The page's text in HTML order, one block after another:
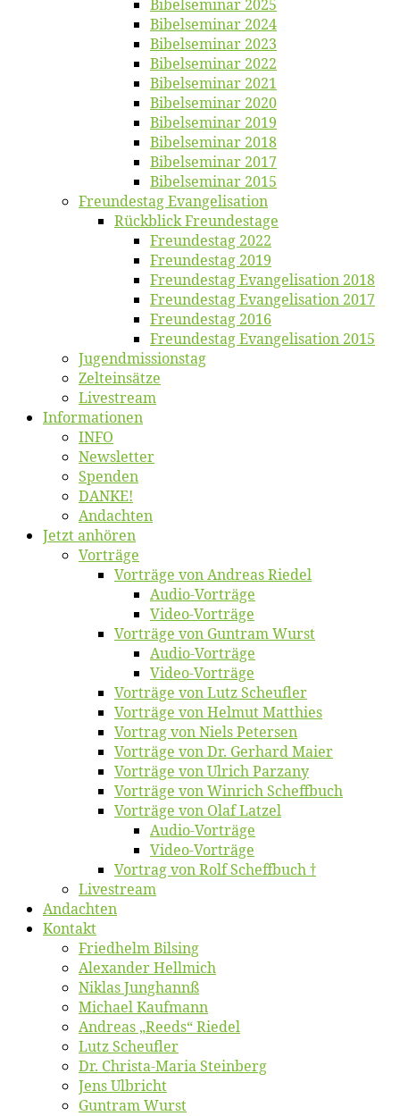
Bi­bel­se­mi­nar 2025
Bi­bel­se­mi­nar 2024
Bi­bel­se­mi­nar 2023
Bi­bel­se­mi­nar 2022
Bi­bel­se­mi­nar 2021
Bi­bel­se­mi­nar 2020
Bi­bel­se­mi­nar 2019
Bi­bel­se­mi­nar 2018
Bibelsemi­nar 2017
Bibelsemi­nar 2015
Freun­des­tag Evangelisation
Rück­blick Freundestage
Freun­des­tag 2022
Freun­des­tag 2019
Freun­des­tag Evan­ge­li­sa­ti­on 2018
Freun­des­tag Evan­ge­li­sa­ti­on 2017
Freun­des­tag 2016
Freun­des­tag Evan­ge­li­sa­ti­on 2015
Jugend­mis­sions­tag
Zelt­ein­sät­ze
Live­stream
Informatio­nen
INFO
News­let­ter
Spen­den
DANKE!
An­dach­ten
Jetzt an­hö­ren
Vor­trä­ge
Vor­trä­ge von An­dre­as Riedel
Au­dio-Vor­trä­ge
Vi­deo-Vor­trä­ge
Vor­trä­ge von Gun­tram Wurst
Au­dio-Vor­trä­ge
Vi­deo-Vor­trä­ge
Vor­trä­ge von Lutz Scheufler
Vor­trä­ge von Hel­mut Matthies
Vor­trag von Niels Petersen
Vor­trä­ge von Dr. Ger­hard Maier
Vor­trä­ge von Ul­rich Parzany
Vor­trä­ge von Win­rich Scheffbuch
Vor­trä­ge von Olaf Latzel
Au­dio-Vor­trä­ge
Vi­deo-Vor­trä­ge
Vor­trag von Rolf Scheffbuch †
Live­stream
An­dach­ten
Kon­takt
Fried­helm Bilsing
Alex­an­der Hellmich
Ni­klas Junghannß
Mi­cha­el Kaufmann
An­dre­as „Reeds“ Riedel
Lutz Scheuf­ler
Dr. Chris­­ta-Ma­ria Steinberg
Jens Ulb­richt
Gun­tram Wurst